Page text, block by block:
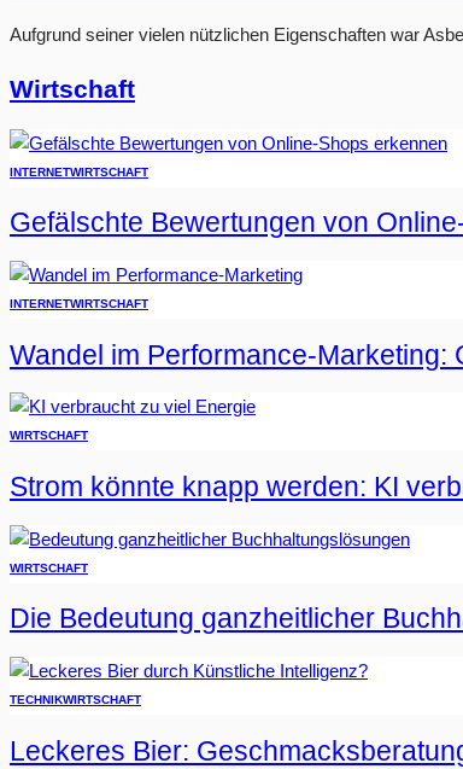
Aufgrund seiner vielen nützlichen Eigenschaften war
Wirtschaft
INTERNETWIRTSCHAFT
Gefälschte Bewertungen von
INTERNETWIRTSCHAFT
Wandel im Performance-
WIRTSCHAFT
Strom könnte knapp werden: KI
WIRTSCHAFT
Die Bedeutung ganzheitlicher
TECHNIKWIRTSCHAFT
Leckeres Bier: